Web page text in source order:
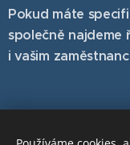
Pokud máte
společně najdeme
i vašim
O Vaši